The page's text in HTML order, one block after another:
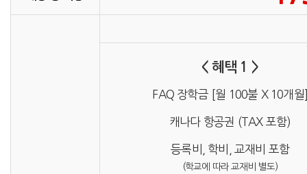
< 혜택 1 >
FAQ 장학금 [월 100불 X 10개월]
캐나다 항공권 (TAX 포함)
등록비, 학비, 교재비 포함
(학교에 따라 교재비 별도)